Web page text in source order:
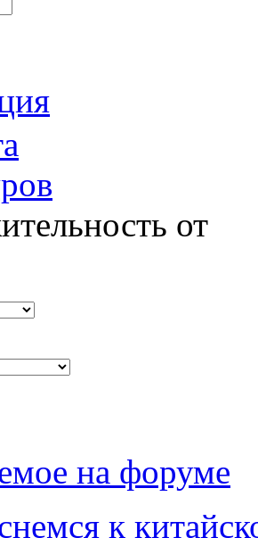
от
на форуме
к